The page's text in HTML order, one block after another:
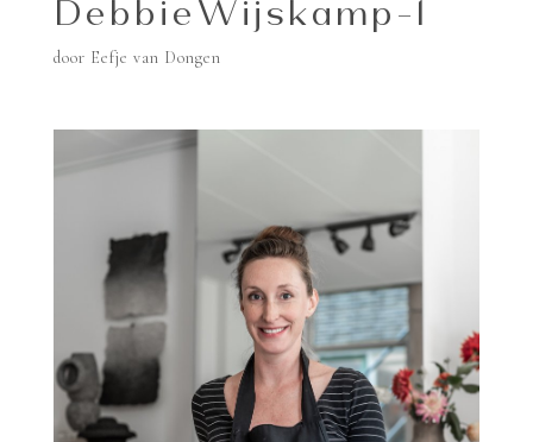
DebbieWijskamp-1
door Eefje van Dongen